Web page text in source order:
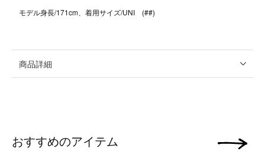
モデル身長/171cm、着用サイズ/UNI (##)
商品詳細
おすすめのアイテム 次の画像